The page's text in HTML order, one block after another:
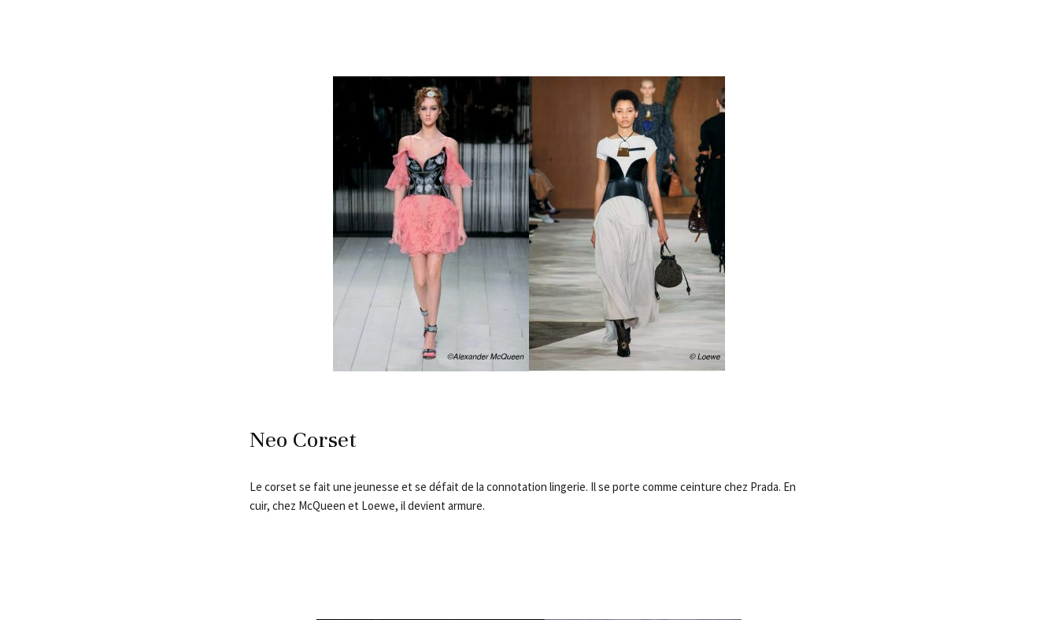
Neo Corset
Le corset se fait une jeunesse et se défait de la connotation lingerie. Il se porte comme ceinture chez Prada. En
cuir, chez McQueen et Loewe, il devient armure.